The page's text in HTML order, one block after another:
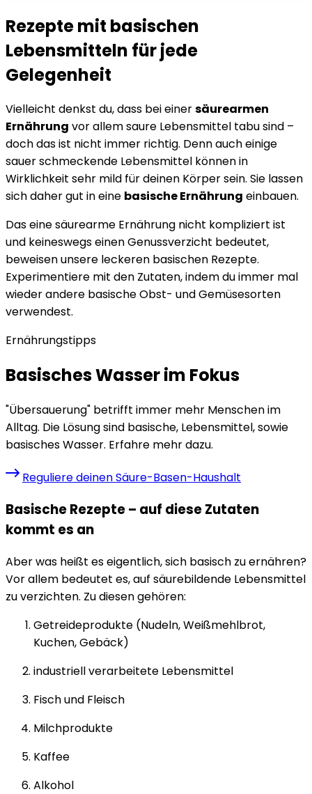
Rezepte mit basischen
Lebensmitteln für jede
Gelegenheit
Vielleicht denkst du, dass bei einersäurearmen
Ernährung vor allem saure Lebensmittel tabu sind –
doch das ist nicht immer richtig. Denn auch einige
sauer schmeckende Lebensmittel können in
Wirklichkeit sehr mild für deinen Körper sein. Sie lassen
sich daher gut in eine basische Ernährung einbauen.
Das eine säurearme Ernährung nicht kompliziert ist
und keineswegs einen Genussverzicht bedeutet,
beweisen unsere leckeren basischen Rezepte.
Experimentiere mit den Zutaten, indem du immer mal
wieder andere basische Obst- und Gemüsesorten
verwendest.
Ernährungstipps
Basisches Wasser im Fokus
"Übersauerung" betrifft immer mehr Menschen im
Alltag. Die Lösung sind basische, Lebensmittel, sowie
basisches Wasser. Erfahre mehr dazu.
Reguliere deinen Säure-Basen-Haushalt
Basische Rezepte – auf diese Zutaten
kommt es an
Aber was heißt es eigentlich, sich basisch zu ernähren?
Vor allem bedeutet es, auf säurebildende Lebensmittel
zu verzichten. Zu diesen gehören:
Getreideprodukte (Nudeln, Weißmehlbrot,
Kuchen, Gebäck)
industriell verarbeitete Lebensmittel
Fisch und Fleisch
Milchprodukte
Kaffee
Alkohol